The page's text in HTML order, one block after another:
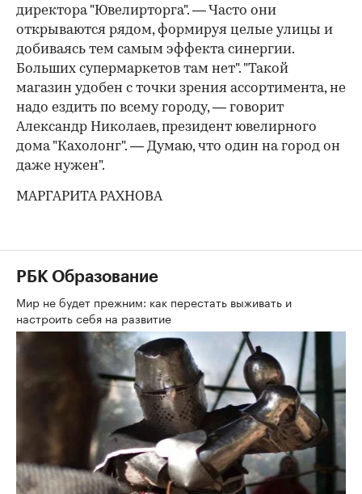
директора "Ювелирторга". — Часто они
открываются рядом, формируя целые улицы и
добиваясь тем самым эффекта синергии.
Больших супермаркетов там нет". "Такой
магазин удобен с точки зрения ассортимента, не
надо ездить по всему городу, — говорит
Александр Николаев, президент ювелирного
дома "Кахолонг". — Думаю, что один на город он
даже нужен".
МАРГАРИТА РАХНОВА
РБК Образование
Мир не будет прежним: как перестать выживать и
настроить себя на развитие